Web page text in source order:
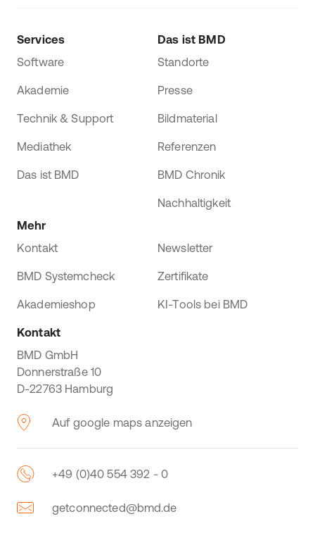
Services
Software
Akademie
Technik & Support
Mediathek
Das ist BMD
Das ist BMD
Standorte
Presse
Bildmaterial
Referenzen
BMD Chronik
Nachhaltigkeit
Mehr
Kontakt
Newsletter
BMD Systemcheck Zertifikate
Akademieshop KI-Tools bei BMD
Kontakt
BMD GmbH
Donnerstraße 10
D-22763 Hamburg
Auf google maps anzeigen
+49 (0)40 554 392 - 0
getconnected@bmd.de